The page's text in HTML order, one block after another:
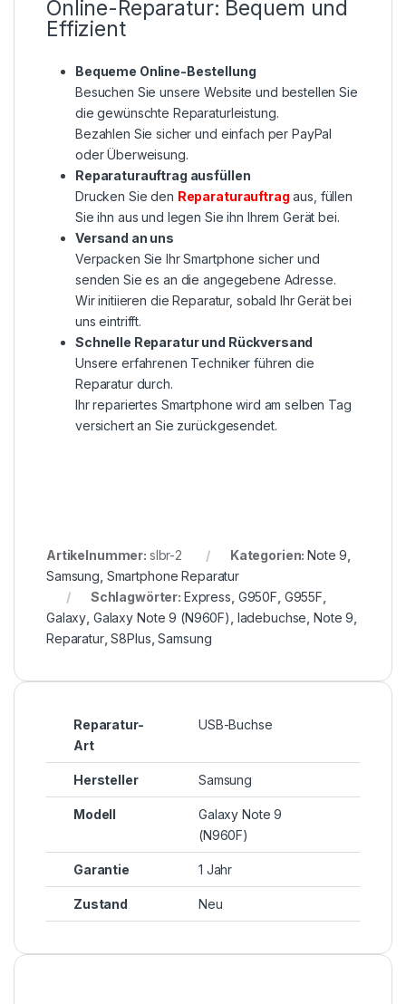
Online-Reparatur: Bequem und
Effizient
Bequeme Online-Bestellung
Besuchen Sie unsere Website und bestellen Sie
die gewünschte Reparaturleistung.
Bezahlen Sie sicher und einfach per PayPal
oder Überweisung.
Reparaturauftrag ausfüllen
Drucken Sie den Reparaturauftrag aus, füllen
Sie ihn aus und legen Sie ihn Ihrem Gerät bei.
Versand an uns
Verpacken Sie Ihr Smartphone sicher und
senden Sie es an die angegebene Adresse.
Wir initiieren die Reparatur, sobald Ihr Gerät bei
uns eintrifft.
Schnelle Reparatur und Rückversand
Unsere erfahrenen Techniker führen die
Reparatur durch.
Ihr repariertes Smartphone wird am selben Tag
versichert an Sie zurückgesendet.
Artikelnummer: slbr-2 Kategorien:Note 9
Samsung Smartphone Reparatur
Schlagwörter: Express G950F G955F
Galaxy Galaxy Note 9 (N960F) ladebuchse ,Note 9
Reparatur,S8Plus ,Samsung
Reparatur-
Art
USB-Buchse
Hersteller Samsung
Modell
Galaxy Note 9
(N960F)
Garantie 1 Jahr
Zustand Neu